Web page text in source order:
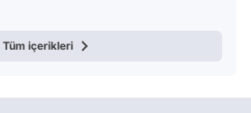
Tüm içerikleri